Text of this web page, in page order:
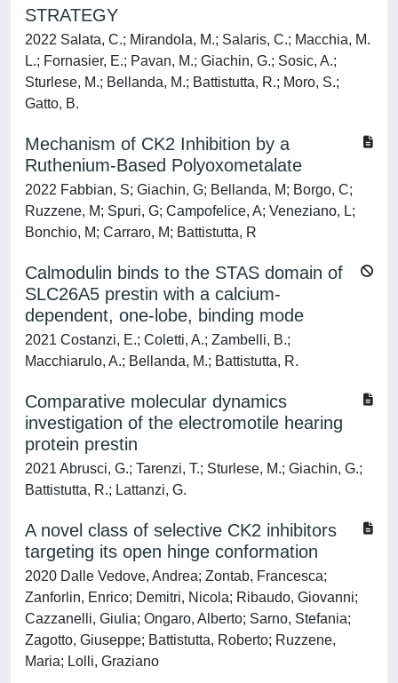
STRATEGY
2022 Salata, C.; Mirandola, M.; Salaris, C.; Macchia, M.
L.; Fornasier, E.; Pavan, M.; Giachin, G.; Sosic, A.;
Sturlese, M.; Bellanda, M.; Battistutta, R.; Moro, S.;
Gatto, B.
Mechanism of CK2 Inhibition by a
Ruthenium-Based Polyoxometalate
2022 Fabbian, S; Giachin, G; Bellanda, M; Borgo, C;
Ruzzene, M; Spuri, G; Campofelice, A; Veneziano, L;
Bonchio, M; Carraro, M; Battistutta, R
Calmodulin binds to the STAS domain of
SLC26A5 prestin with a calcium-
dependent, one-lobe, binding mode
2021 Costanzi, E.; Coletti, A.; Zambelli, B.;
Macchiarulo, A.; Bellanda, M.; Battistutta, R.
Comparative molecular dynamics
investigation of the electromotile hearing
protein prestin
2021 Abrusci, G.; Tarenzi, T.; Sturlese, M.; Giachin, G.;
Battistutta, R.; Lattanzi, G.
A novel class of selective CK2 inhibitors
targeting its open hinge conformation
2020 Dalle Vedove, Andrea; Zontab, Francesca;
Zanforlin, Enrico; Demitri, Nicola; Ribaudo, Giovanni;
Cazzanelli, Giulia; Ongaro, Alberto; Sarno, Stefania;
Zagotto, Giuseppe; Battistutta, Roberto; Ruzzene,
Maria; Lolli, Graziano